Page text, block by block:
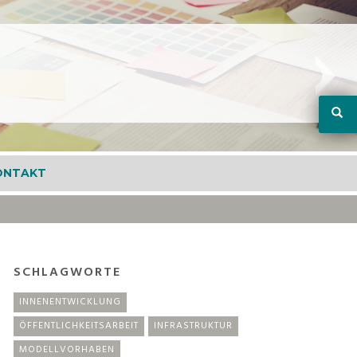
SCHLAGWORTE
INNENENTWICKLUNG
ÖFFENTLICHKEITSARBEIT
INFRASTRUKTUR
MODELLVORHABEN